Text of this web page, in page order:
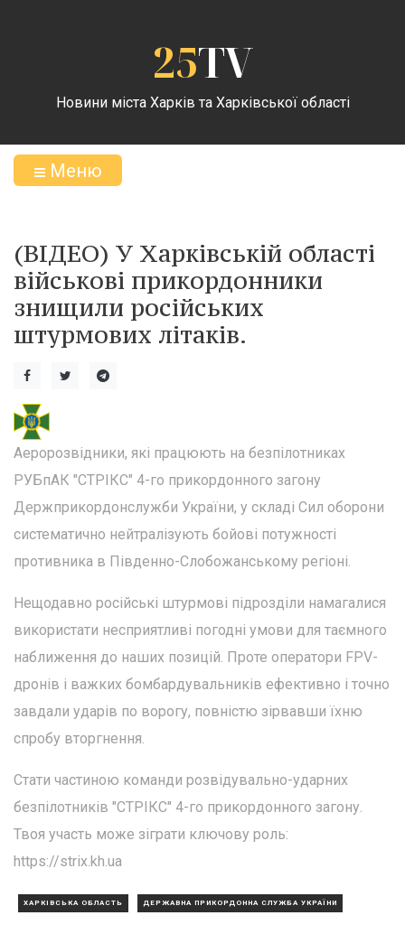
25TV
Новини міста Харків та Харківської області
Меню
(ВІДЕО) У Харківській області
військові прикордонники
знищили російських
штурмових літаків.
Аеророзвідники, які працюють на безпілотниках
РУБпАК "СТРІКС" 4-го прикордонного загону
Держприкордонслужби України, у складі Сил оборони
систематично нейтралізують бойові потужності
противника в Південно-Слобожанському регіоні.
Нещодавно російські штурмові підрозділи намагалися
використати несприятливі погодні умови для таємного
наближення до наших позицій. Проте оператори FPV-
дронів і важких бомбардувальників ефективно і точно
завдали ударів по ворогу, повністю зірвавши їхню
спробу вторгнення.
Стати частиною команди розвідувально-ударних
безпілотників "СТРІКС" 4-го прикордонного загону.
Твоя участь може зіграти ключову роль:
https://strix.kh.ua
ХАРКІВСЬКА ОБЛАСТЬ ДЕРЖАВНА ПРИКОРДОННА СЛУЖБА УКРАЇНИ